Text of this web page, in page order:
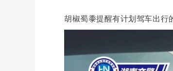
胡椒蜀黍提醒有计划驾车出行